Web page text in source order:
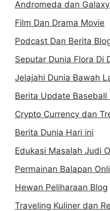
Andromeda dan
Film Dan Drama Movie
Podcast Dan Berita
Seputar Dunia Flora Di
Jelajahi Dunia Bawah
Berita Update Baseball
Crypto Currency dan
Berita Dunia Hari ini
Edukasi Masalah Judi
Permainan Balapan
Hewan Peliharaan Blog
Traveling Kuliner dan